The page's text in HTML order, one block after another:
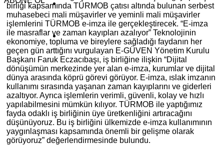
birliği kapsamında TÜRMOB çatısı altında bulunan serbest
muhasebeci mali müşavirler ve yeminli mali müşavirler
işlemlerini TÜRMOB e-imza ile gerçekleştirecek. “E-imza
ile masraflar ve zaman kayıpları azalıyor” Teknolojinin
ekonomiye, topluma ve bireylere sağladığı faydanın her
geçen gün arttığını vurgulayan E-GÜVEN Yönetim Kurulu
Başkanı Faruk Eczacıbaşı, iş birliğine ilişkin “Dijital
dönüşümün merkezinde yer alan e-imza, kurumlar ve dijital
dünya arasında köprü görevi görüyor. E-imza, ıslak imzanın
kullanımı sırasında yaşanan zaman kayıplarını ve giderleri
azaltıyor. Ayrıca işlemlerin verimli, güvenli, kolay ve hızlı
yapılabilmesini mümkün kılıyor. TÜRMOB ile yaptığımız
fayda odaklı iş birliğinin üye üretkenliğini artıracağını
düşünüyoruz. Bu iş birliğini ülkemizde e-imza kullanımının
yaygınlaşması kapsamında önemli bir gelişme olarak
görüyoruz” değerlendirmesinde bulundu.